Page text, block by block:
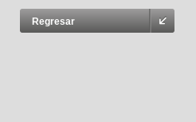
Regresar